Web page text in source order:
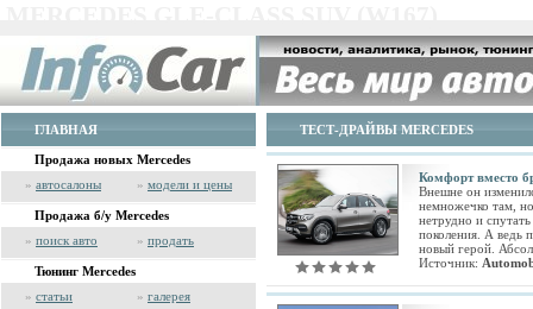
ГЛАВНАЯ
Продажа новых Mercedes
» автосалоны » модели и цены
Продажа б/у Mercedes
» поиск авто » продать
Тюнинг Mercedes
» статьи » галерея
ТЕСТ-ДРАЙВЫ MERCEDES
Комфорт вместо
Внешне он
немножечко там,
нетрудно и
поколения. А ведь
новый герой.
Источник: